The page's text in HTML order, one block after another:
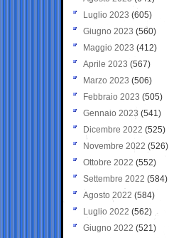
Luglio 2023 (605)
Giugno 2023 (560)
Maggio 2023 (412)
Aprile 2023 (567)
Marzo 2023 (506)
Febbraio 2023 (505)
Gennaio 2023 (541)
Dicembre 2022 (525)
Novembre 2022 (526)
Ottobre 2022 (552)
Settembre 2022 (584)
Agosto 2022 (584)
Luglio 2022 (562)
Giugno 2022 (521)